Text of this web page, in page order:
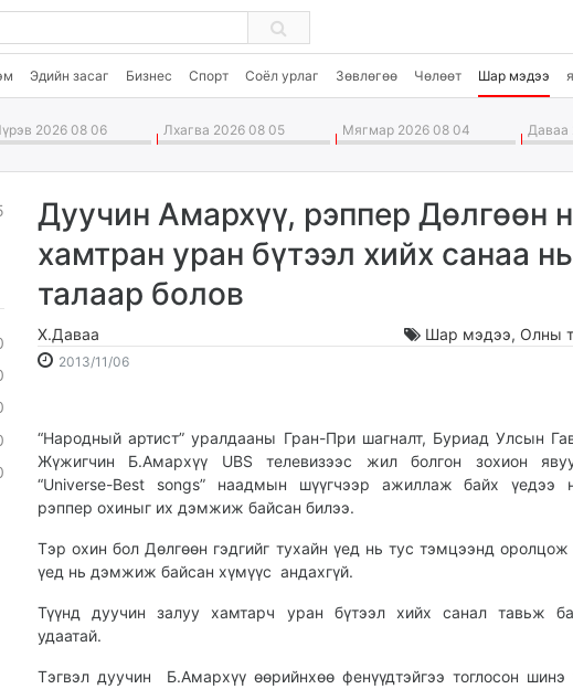
Эдийн засаг Бизнес Спорт Соёл урлаг Зөвлөгөө Чөлөөт Шар мэдээ
2026 08 06 Лхагва 2026 08 05 Мягмар 2026 08 04 Даваа
Дуучин Амархүү, рэппер Дөлгөөн
хамтран уран бүтээл хийх санаа нь
талаар болов
Х.Даваа Шар мэдээ, Олны
2013/11/062013-
21:04:50
2026-
17:37:00
“Народный артист” уралдааны Гран-При шагналт, Буриад Улсын
Жүжигчин Б.Амархүү UBS телевизээс жил болгон зохион
“Universe-Best songs” наадмын шүүгчээр ажиллаж байх үедээ
рэппер охиныг их дэмжиж байсан билээ.
Тэр охин бол Дөлгөөн гэдгийг тухайн үед нь тус тэмцээнд оролцож
үед нь дэмжиж байсан хүмүүс андахгүй.
Түүнд дуучин залуу хамтарч уран бүтээл хийх санал тавьж
удаатай.
Тэгвэл дуучин Б.Амархүү өөрийнхөө фенүүдтэйгээ тоглосон шинэ